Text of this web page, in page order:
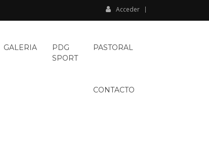
Acceder
GALERIA
PDG
SPORT
PASTORAL
CONTACTO